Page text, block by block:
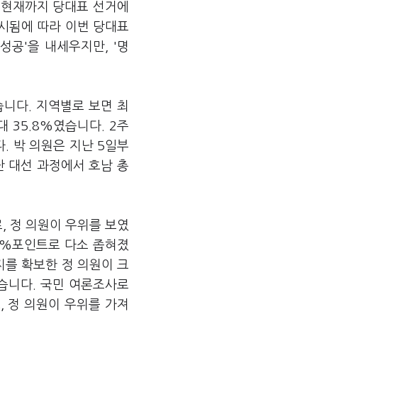
재까지 당대표 선거에
됨에 따라 이번 당대표
공'을 내세우지만, '명
다. 지역별로 보면 최
35.8%였습니다. 2주
박 의원은 지난 5일부
대선 과정에서 호남 총
정 의원이 우위를 보였
포인트로 다소 좁혀졌
확보한 정 의원이 크
니다. 국민 여론조사로
의원이 우위를 가져